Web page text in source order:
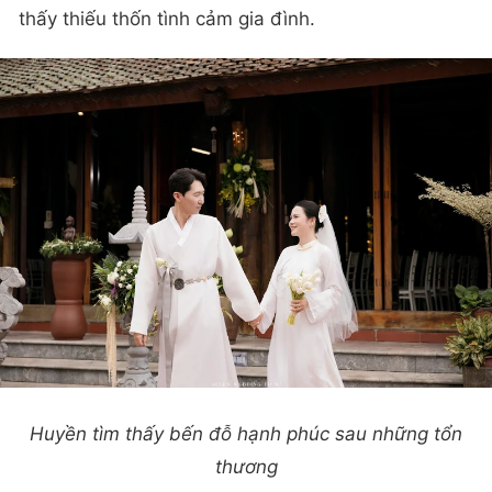
thấy thiếu thốn tình cảm gia đình.
Huyền tìm thấy bến đỗ hạnh phúc sau những tổn
thương